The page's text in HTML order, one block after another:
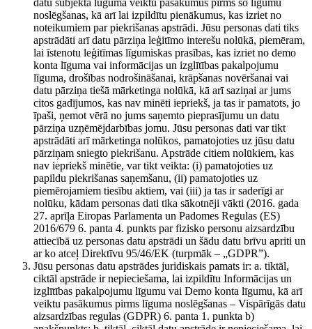
datu subjekta lūguma veiktu pasākumus pirms šo līgumu
noslēgšanas, kā arī lai izpildītu pienākumus, kas izriet no
noteikumiem par piekrišanas apstrādi. Jūsu personas dati tiks
apstrādāti arī datu pārziņa leģitīmo interešu nolūkā, piemēram,
lai īstenotu leģitīmas līgumiskas prasības, kas izriet no demo
konta līguma vai informācijas un izglītības pakalpojumu
līguma, drošības nodrošināšanai, krāpšanas novēršanai vai
datu pārziņa tiešā mārketinga nolūkā, kā arī saziņai ar jums
citos gadījumos, kas nav minēti iepriekš, ja tas ir pamatots, jo
īpaši, ņemot vērā no jums saņemto pieprasījumu un datu
pārziņa uzņēmējdarbības jomu. Jūsu personas dati var tikt
apstrādāti arī mārketinga nolūkos, pamatojoties uz jūsu datu
pārziņam sniegto piekrišanu. Apstrāde citiem nolūkiem, kas
nav iepriekš minētie, var tikt veikta: (i) pamatojoties uz
papildu piekrišanas saņemšanu, (ii) pamatojoties uz
piemērojamiem tiesību aktiem, vai (iii) ja tas ir saderīgi ar
nolūku, kādam personas dati tika sākotnēji vākti (2016. gada
27. aprīļa Eiropas Parlamenta un Padomes Regulas (ES)
2016/679 6. panta 4. punkts par fizisko personu aizsardzību
attiecībā uz personas datu apstrādi un šādu datu brīvu apriti un
ar ko atceļ Direktīvu 95/46/EK (turpmāk – „GDPR”).
Jūsu personas datu apstrādes juridiskais pamats ir: a. tiktāl,
ciktāl apstrāde ir nepieciešama, lai izpildītu Informācijas un
izglītības pakalpojumu līgumu vai Demo konta līgumu, kā arī
veiktu pasākumus pirms līguma noslēgšanas – Vispārīgās datu
aizsardzības regulas (GDPR) 6. panta 1. punkta b)